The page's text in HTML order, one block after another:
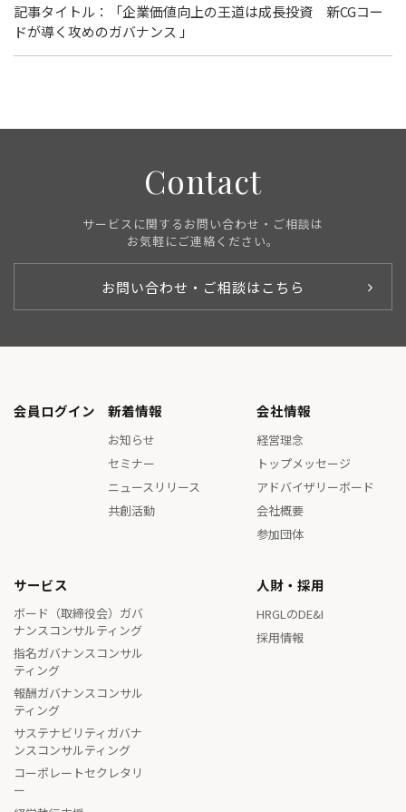
記事タイトル：「企業価値向上の王道は成長投資 新CGコー
ドが導く攻めのガバナンス 」
Contact
サービスに関するお問い合わせ・ご相談は
お気軽にご連絡ください。
お問い合わせ・ご相談はこちら
新着情報
お知らせ
セミナー
ニュースリリース
共創活動
会社情報
経営理念
トップメッセージ
アドバイザリーボード
会社概要
参加団体
サービス
ボード（取締役会）ガバ
ナンスコンサルティング
指名ガバナンスコンサル
ティング
報酬ガバナンスコンサル
ティング
サステナビリティガバナ
ンスコンサルティング
コーポレートセクレタリ
ー
人財・採用
HRGLのDE&I
採用情報
会員ログイン